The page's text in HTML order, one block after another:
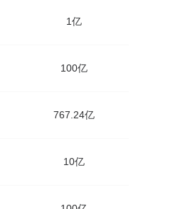
1亿
100亿
767.24亿
10亿